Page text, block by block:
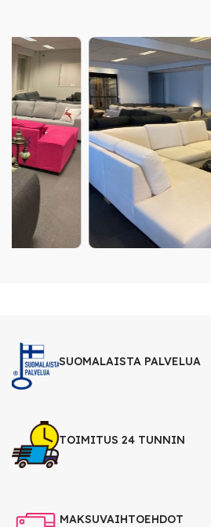
SUOMALAISTA PALVELUA
TOIMITUS 24 TUNNIN
MAKSUVAIHTOEHDOT